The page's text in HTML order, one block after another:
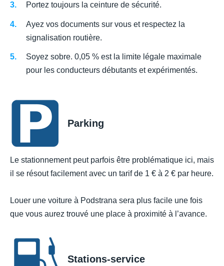
Portez toujours la ceinture de sécurité.
Ayez vos documents sur vous et respectez la
signalisation routière.
Soyez sobre. 0,05 % est la limite légale maximale
pour les conducteurs débutants et expérimentés.
Parking
Le stationnement peut parfois être problématique ici, mais
il se résout facilement avec un tarif de 1 € à 2 € par heure.
Louer une voiture à Podstrana sera plus facile une fois
que vous aurez trouvé une place à proximité à l’avance.
Stations-service